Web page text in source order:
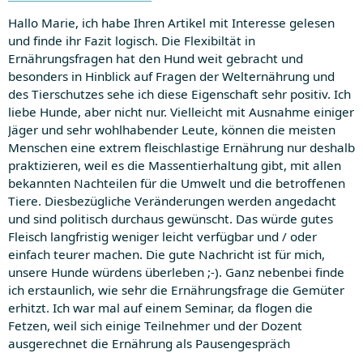
Hallo Marie, ich habe Ihren Artikel mit Interesse gelesen
und finde ihr Fazit logisch. Die Flexibiltät in
Ernährungsfragen hat den Hund weit gebracht und
besonders in Hinblick auf Fragen der Welternährung und
des Tierschutzes sehe ich diese Eigenschaft sehr positiv. Ich
liebe Hunde, aber nicht nur. Vielleicht mit Ausnahme einiger
Jäger und sehr wohlhabender Leute, können die meisten
Menschen eine extrem fleischlastige Ernährung nur deshalb
praktizieren, weil es die Massentierhaltung gibt, mit allen
bekannten Nachteilen für die Umwelt und die betroffenen
Tiere. Diesbezügliche Veränderungen werden angedacht
und sind politisch durchaus gewünscht. Das würde gutes
Fleisch langfristig weniger leicht verfügbar und / oder
einfach teurer machen. Die gute Nachricht ist für mich,
unsere Hunde würdens überleben ;-). Ganz nebenbei finde
ich erstaunlich, wie sehr die Ernährungsfrage die Gemüter
erhitzt. Ich war mal auf einem Seminar, da flogen die
Fetzen, weil sich einige Teilnehmer und der Dozent
ausgerechnet die Ernährung als Pausengespräch